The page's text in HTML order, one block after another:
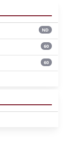
ND
60
60